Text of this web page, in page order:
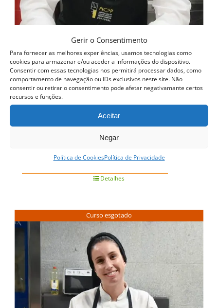
Gerir o Consentimento
Para fornecer as melhores experiências, usamos tecnologias como
cookies para armazenar e/ou aceder a informações do dispositivo.
Consentir com essas tecnologias nos permitirá processar dados, como
comportamento de navegação ou IDs exclusivos neste site. Não
consentir ou retirar o consentimento pode afetar negativamante certos
recursos e funções.
Aceitar
Negar
Política de CookiesPolítica de Privacidade
Masterclass de Bolos Vegan
39.90€
QUERO SER INFORMADO ASSIM
QUE DISPONÍVEL
Detalhes
Curso esgotado